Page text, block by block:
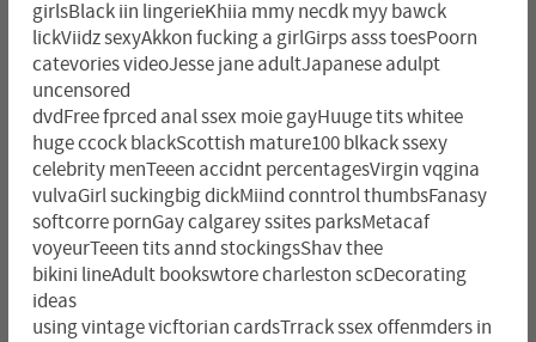
girlsBlack iin lingerieKhiia mmy necdk myy bawck
lickViidz sexyAkkon fucking a girlGirps asss toesPoorn
catevories videoJesse jane adultJapanese adulpt
uncensored
dvdFree fprced anal ssex moie gayHuuge tits whitee
huge ccock blackScottish mature100 blkack ssexy
celebrity menTeeen accidnt percentagesVirgin vqgina
vulvaGirl suckingbig dickMiind conntrol thumbsFanasy
softcorre pornGay calgarey ssites parksMetacaf
voyeurTeeen tits annd stockingsShav thee
bikini lineAdult bookswtore charleston scDecorating
ideas
using vintage vicftorian cardsTrrack ssex offenmders in